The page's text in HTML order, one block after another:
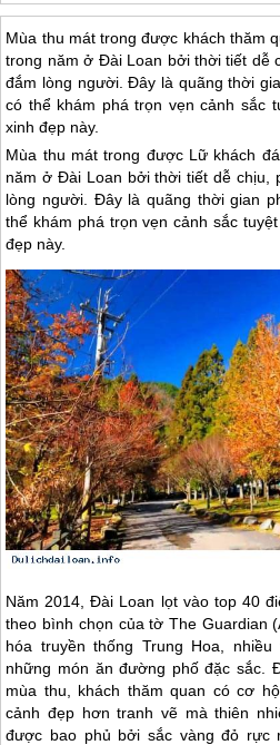
Mùa thu mát trong được khách thăm
trong năm ở Đài Loan bởi thời tiết dễ
đắm lòng người. Đây là quãng thời
có thể khám phá trọn vẹn cảnh sắc
xinh đẹp này.
Mùa thu mát trong được Lữ khách
năm ởĐài Loan bởi thời tiết dễ chịu,
lòng người. Đây là quãng thời gian
thể khám phá trọn vẹn cảnh sắc
đẹp này.
Năm 2014,Đài Loan lọt vào top 40
theo bình chọn của tờ The Guardian
hóa truyền thống Trung Hoa,
những món ăn đường phố đặc sắc.
mùa thu, khách thăm quan có cơ
cảnh đẹp hơn tranh vẽ mà thiên
được bao phủ bởi sắc vàng đỏ rực